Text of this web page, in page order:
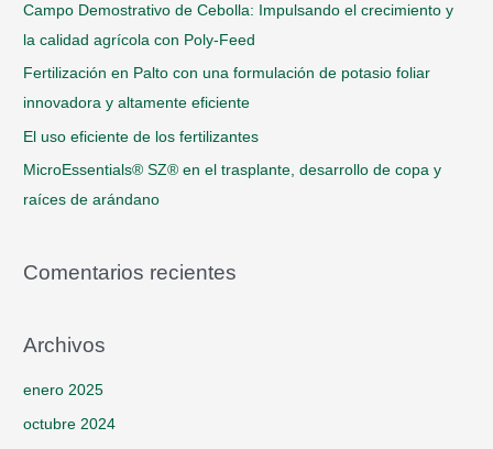
Campo Demostrativo de Cebolla: Impulsando el crecimiento y
la calidad agrícola con Poly-Feed
Fertilización en Palto con una formulación de potasio foliar
innovadora y altamente eficiente
El uso eficiente de los fertilizantes
MicroEssentials® SZ® en el trasplante, desarrollo de copa y
raíces de arándano
Comentarios recientes
Archivos
enero 2025
octubre 2024